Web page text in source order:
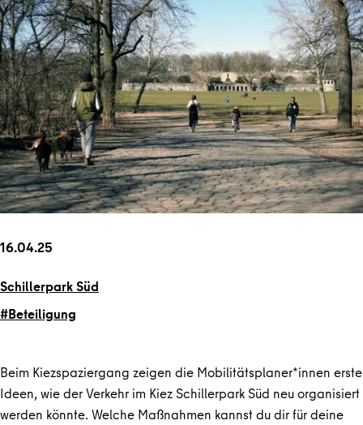
16.04.25
Schillerpark Süd
#Beteiligung
Beim Kiezspaziergang zeigen die Mobilitätsplaner*innen erste
Ideen, wie der Verkehr im Kiez Schillerpark Süd neu organisiert
werden könnte. Welche Maßnahmen kannst du dir für deine